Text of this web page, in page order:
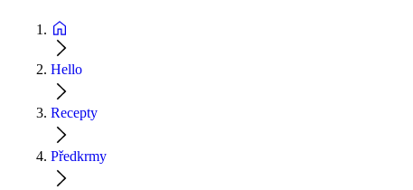
Hello
Recepty
Předkrmy